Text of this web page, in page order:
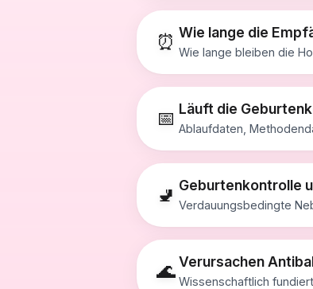
⏰ Wie lange die
Wie lange bleiben die
📅 Läuft die
Ablaufdaten,
🚽 Geburtenkontrolle
Verdauungsbedingte
🌊Verursachen
Wissenschaftlich